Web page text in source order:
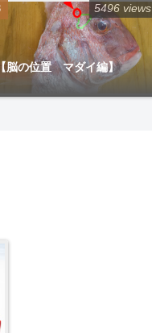
【脳の位置 マダイ編】
5496 views